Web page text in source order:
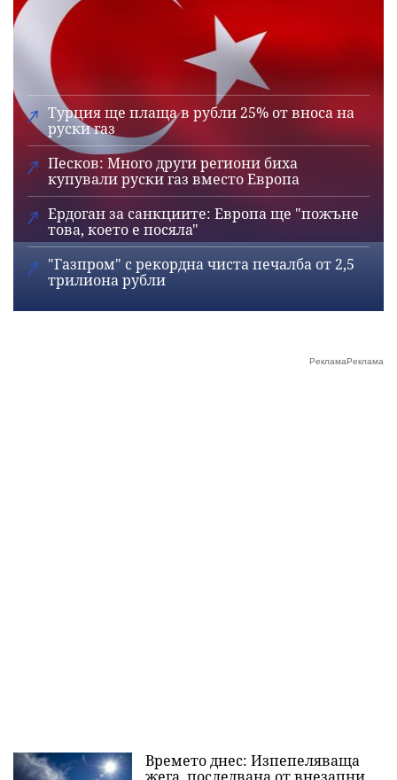
Турция ще плаща в рубли 25% от вноса на
руски газ
Песков: Много други региони биха
купували руски газ вместо Европа
Ердоган за санкциите: Европа ще "пожъне
това, което е посяла"
"Газпром" с рекордна чиста печалба от 2,5
трилиона рубли
Времето днес: Изпепеляваща